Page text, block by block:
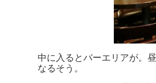
中に入るとバーエリアが。
なるそう。